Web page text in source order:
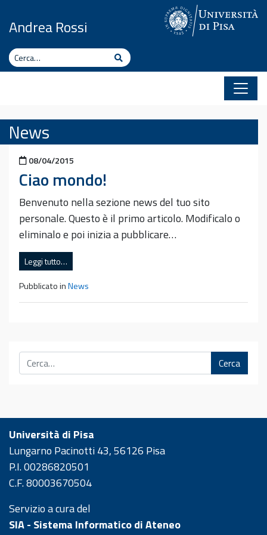
Andrea Rossi
Cerca Cerca
News
Pubblicato il
08/04/2015
Ciao mondo!
Benvenuto nella sezione news del tuo sito
personale. Questo è il primo articolo. Modificalo o
eliminalo e poi inizia a pubblicare…
Leggi tutto…
Pubblicato inNews
Cerca
Università di Pisa
Lungarno Pacinotti 43, 56126 Pisa
P.I. 00286820501
C.F. 80003670504
Servizio a cura del
SIA - Sistema Informatico di Ateneo